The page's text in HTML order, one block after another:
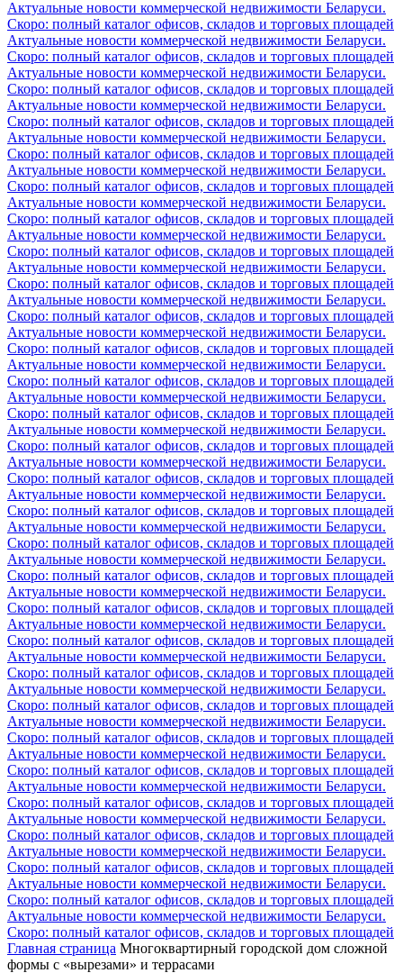
Актуальные новости коммерческой недвижимости Беларуси.
Скоро: полный каталог офисов, складов и торговых площадей
Актуальные новости коммерческой недвижимости Беларуси.
Скоро: полный каталог офисов, складов и торговых площадей
Актуальные новости коммерческой недвижимости Беларуси.
Скоро: полный каталог офисов, складов и торговых площадей
Актуальные новости коммерческой недвижимости Беларуси.
Скоро: полный каталог офисов, складов и торговых площадей
Актуальные новости коммерческой недвижимости Беларуси.
Скоро: полный каталог офисов, складов и торговых площадей
Актуальные новости коммерческой недвижимости Беларуси.
Скоро: полный каталог офисов, складов и торговых площадей
Актуальные новости коммерческой недвижимости Беларуси.
Скоро: полный каталог офисов, складов и торговых площадей
Актуальные новости коммерческой недвижимости Беларуси.
Скоро: полный каталог офисов, складов и торговых площадей
Актуальные новости коммерческой недвижимости Беларуси.
Скоро: полный каталог офисов, складов и торговых площадей
Актуальные новости коммерческой недвижимости Беларуси.
Скоро: полный каталог офисов, складов и торговых площадей
Актуальные новости коммерческой недвижимости Беларуси.
Скоро: полный каталог офисов, складов и торговых площадей
Актуальные новости коммерческой недвижимости Беларуси.
Скоро: полный каталог офисов, складов и торговых площадей
Актуальные новости коммерческой недвижимости Беларуси.
Скоро: полный каталог офисов, складов и торговых площадей
Актуальные новости коммерческой недвижимости Беларуси.
Скоро: полный каталог офисов, складов и торговых площадей
Актуальные новости коммерческой недвижимости Беларуси.
Скоро: полный каталог офисов, складов и торговых площадей
Актуальные новости коммерческой недвижимости Беларуси.
Скоро: полный каталог офисов, складов и торговых площадей
Актуальные новости коммерческой недвижимости Беларуси.
Скоро: полный каталог офисов, складов и торговых площадей
Актуальные новости коммерческой недвижимости Беларуси.
Скоро: полный каталог офисов, складов и торговых площадей
Актуальные новости коммерческой недвижимости Беларуси.
Скоро: полный каталог офисов, складов и торговых площадей
Актуальные новости коммерческой недвижимости Беларуси.
Скоро: полный каталог офисов, складов и торговых площадей
Актуальные новости коммерческой недвижимости Беларуси.
Скоро: полный каталог офисов, складов и торговых площадей
Актуальные новости коммерческой недвижимости Беларуси.
Скоро: полный каталог офисов, складов и торговых площадей
Актуальные новости коммерческой недвижимости Беларуси.
Скоро: полный каталог офисов, складов и торговых площадей
Актуальные новости коммерческой недвижимости Беларуси.
Скоро: полный каталог офисов, складов и торговых площадей
Актуальные новости коммерческой недвижимости Беларуси.
Скоро: полный каталог офисов, складов и торговых площадей
Актуальные новости коммерческой недвижимости Беларуси.
Скоро: полный каталог офисов, складов и торговых площадей
Актуальные новости коммерческой недвижимости Беларуси.
Скоро: полный каталог офисов, складов и торговых площадей
Актуальные новости коммерческой недвижимости Беларуси.
Скоро: полный каталог офисов, складов и торговых площадей
Актуальные новости коммерческой недвижимости Беларуси.
Скоро: полный каталог офисов, складов и торговых площадей
Главная страница Многоквартирный городской дом сложной
формы с «вырезами» и террасами